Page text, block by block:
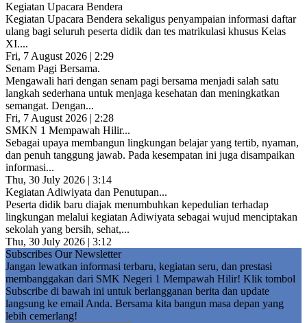
Kegiatan Upacara Bendera
Kegiatan Upacara Bendera sekaligus penyampaian informasi daftar
ulang bagi seluruh peserta didik dan tes matrikulasi khusus Kelas
XI....
Fri, 7 August 2026 | 2:29
Senam Pagi Bersama.
Mengawali hari dengan senam pagi bersama menjadi salah satu
langkah sederhana untuk menjaga kesehatan dan meningkatkan
semangat. Dengan...
Fri, 7 August 2026 | 2:28
SMKN 1 Mempawah Hilir...
Sebagai upaya membangun lingkungan belajar yang tertib, nyaman,
dan penuh tanggung jawab. Pada kesempatan ini juga disampaikan
informasi...
Thu, 30 July 2026 | 3:14
Kegiatan Adiwiyata dan Penutupan...
Peserta didik baru diajak menumbuhkan kepedulian terhadap
lingkungan melalui kegiatan Adiwiyata sebagai wujud menciptakan
sekolah yang bersih, sehat,...
Thu, 30 July 2026 | 3:12
Subscribes Our Newsletter
Jangan lewatkan informasi terbaru, kegiatan seru, dan prestasi
membanggakan dari SMK Negeri 1 Mempawah Hilir! Klik tombol
Subscribe di bawah ini untuk berlangganan berita dan update
langsung ke email Anda. Bersama kita bangun masa depan yang
lebih cemerlang!